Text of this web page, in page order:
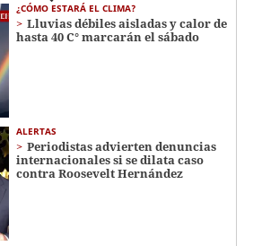
¿CÓMO ESTARÁ EL CLIMA?
Lluvias débiles aisladas y calor de
hasta 40 C° marcarán el sábado
ALERTAS
Periodistas advierten denuncias
internacionales si se dilata caso
contra Roosevelt Hernández